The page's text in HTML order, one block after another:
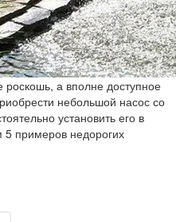
а вполне доступное
небольшой насос со
установить его в
5 примеров недорогих